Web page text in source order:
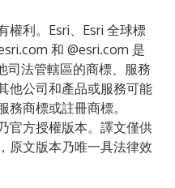
權利。Esri、Esri 全球標
和 @esri.com 是
司法管轄區的商標、服務
他公司和產品或服務可能
商標或註冊商標。
官方授權版本。譯文僅供
原文版本乃唯一具法律效